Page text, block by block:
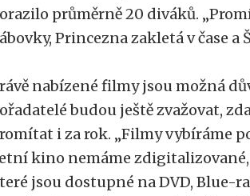
průměrně 20 diváků.
Princezna zakletá v čase a
nabízené filmy jsou možná
budou ještě zvažovat,
i za rok. „Filmy vybíráme
kino nemáme
jsou dostupné na DVD, Blue-